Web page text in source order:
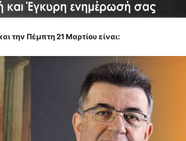
την Πέμπτη 21 Μαρτίου είναι: